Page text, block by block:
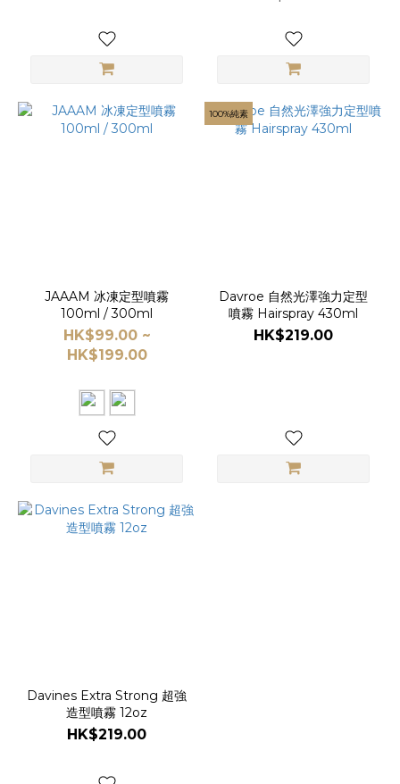
JAAAM 冰凍定型噴霧
100ml / 300ml
HK$99.00 ~
HK$199.00
100%純素
Davroe 自然光澤強力定型
噴霧 Hairspray 430ml
HK$219.00
Davines Extra Strong 超強
造型噴霧 12oz
HK$219.00